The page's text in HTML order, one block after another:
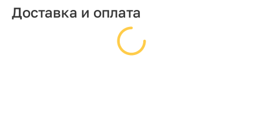
Доставка и оплата